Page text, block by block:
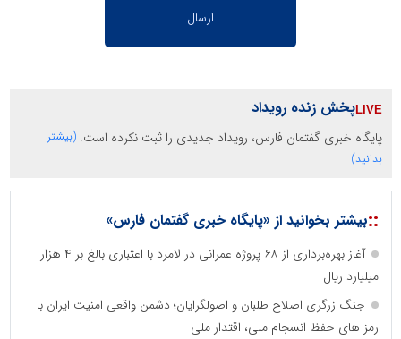
پخش زنده رویداد
پایگاه خبری گفتمان فارس، رویداد جدیدی را ثبت نکرده است. (بیشتر
بدانید)
::بیشتر بخوانید از «پایگاه خبری گفتمان فارس»
آغاز بهره‌برداری از ۶۸ پروژه عمرانی در لامرد با اعتباری بالغ بر ۴ هزار
میلیارد ریال
جنگ زرگری اصلاح طلبان و اصولگرایان؛ دشمن واقعی امنیت ایران با
رمز های حفظ انسجام ملی، اقتدار ملی